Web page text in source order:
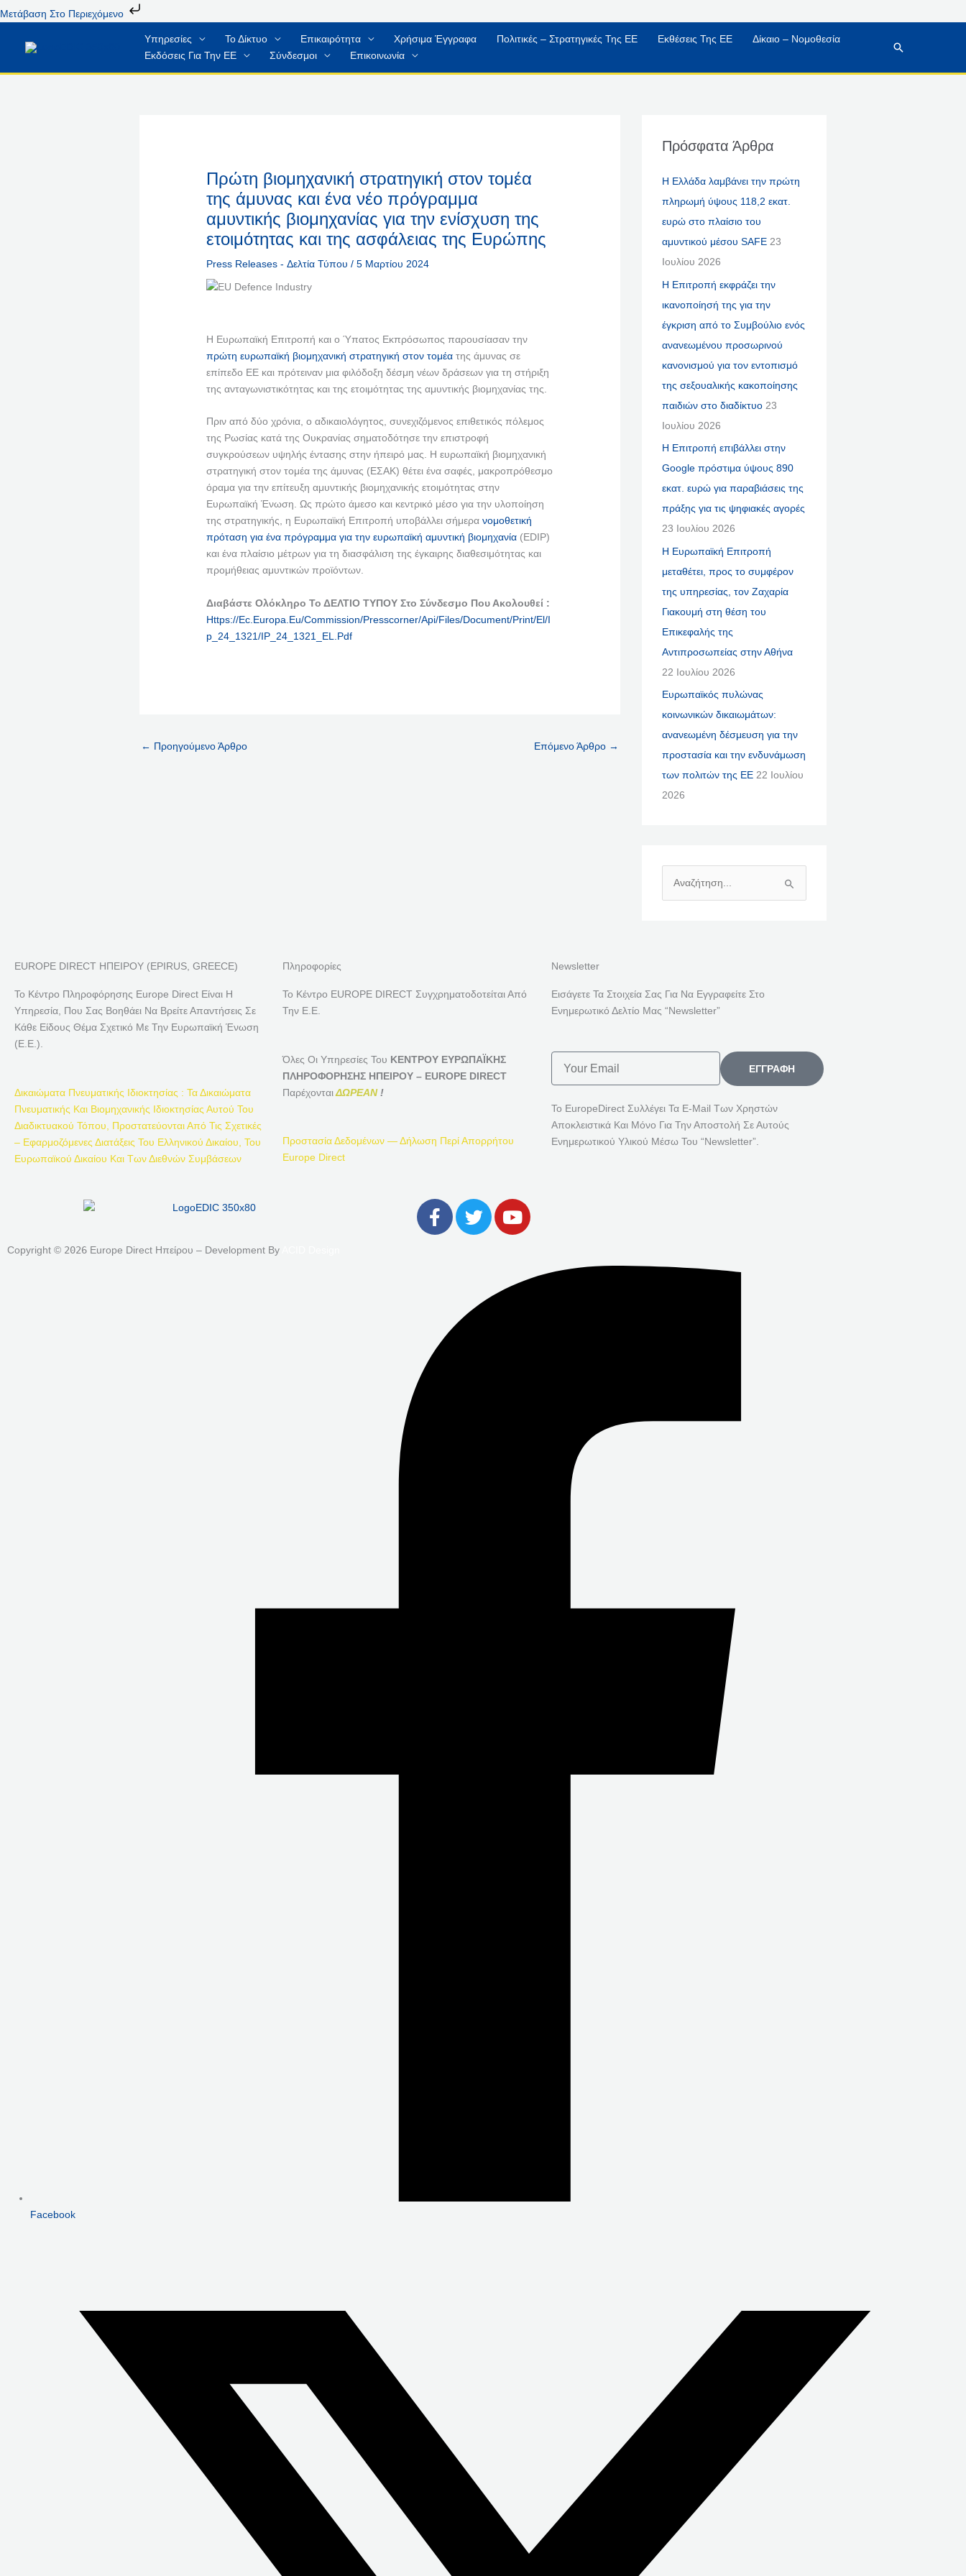
Μετάβαση Στο Περιεχόμενο
Στο
Περιεχόμενο
Υπηρεσίες Το Δίκτυο Επικαιρότητα Χρήσιμα Έγγραφα Πολιτικές – Στρατηγικές Της ΕΕ Εκθέσεις Της ΕΕ
Δίκαιο – Νομοθεσία
Εκδόσεις Για Την ΕΕ
Σύνδεσμοι Επικοινωνία
Αναζήτηση
Πρώτη βιομηχανική στρατηγική στον τομέα
της άμυνας και ένα νέο πρόγραμμα
αμυντικής βιομηχανίας για την ενίσχυση της
ετοιμότητας και της ασφάλειας της Ευρώπης
Press Releases - Δελτία Τύπου / 5 Μαρτίου 2024
Η Ευρωπαϊκή Επιτροπή και ο Ύπατος Εκπρόσωπος παρουσίασαν την
πρώτη ευρωπαϊκή βιομηχανική στρατηγική στον τομέατης άμυνας σε
επίπεδο ΕΕ και πρότειναν μια φιλόδοξη δέσμη νέων δράσεων για τη στήριξη
της ανταγωνιστικότητας και της ετοιμότητας της αμυντικής βιομηχανίας της.
Πριν από δύο χρόνια, ο αδικαιολόγητος, συνεχιζόμενος επιθετικός πόλεμος
της Ρωσίας κατά της Ουκρανίας σηματοδότησε την επιστροφή
συγκρούσεων υψηλής έντασης στην ήπειρό μας. Η ευρωπαϊκή βιομηχανική
στρατηγική στον τομέα της άμυνας (ΕΣΑΚ) θέτει ένα σαφές, μακροπρόθεσμο
όραμα για την επίτευξη αμυντικής βιομηχανικής ετοιμότητας στην
Ευρωπαϊκή Ένωση. Ως πρώτο άμεσο και κεντρικό μέσο για την υλοποίηση
της στρατηγικής, η Ευρωπαϊκή Επιτροπή υποβάλλει σήμερα νομοθετική
πρόταση για ένα πρόγραμμα για την ευρωπαϊκή αμυντική βιομηχανία(EDIP)
και ένα πλαίσιο μέτρων για τη διασφάλιση της έγκαιρης διαθεσιμότητας και
προμήθειας αμυντικών προϊόντων.
Διαβάστε Ολόκληρο Το ΔΕΛΤΙΟ ΤΥΠΟΥ Στο Σύνδεσμο Που Ακολουθεί :
Https://Ec. Europa Eu/Commission/Presscorner/Api/Files/Document/Print/El/I
P_24_1321/IP_24_1321_ EL Pdf
← Προηγούμενο Άρθρο Επόμενο Άρθρο →
Πρόσφατα Άρθρα
Η Ελλάδα λαμβάνει την πρώτη
πληρωμή ύψους 118,2 εκατ.
ευρώ στο πλαίσιο του
αμυντικού μέσου SAFE 23
Ιουλίου 2026
Η Επιτροπή εκφράζει την
ικανοποίησή της για την
έγκριση από το Συμβούλιο ενός
ανανεωμένου προσωρινού
κανονισμού για τον εντοπισμό
της σεξουαλικής κακοποίησης
παιδιών στο διαδίκτυο 23
Ιουλίου 2026
Η Επιτροπή επιβάλλει στην
Google πρόστιμα ύψους 890
εκατ. ευρώ για παραβιάσεις της
πράξης για τις ψηφιακές αγορές
23 Ιουλίου 2026
Η Ευρωπαϊκή Επιτροπή
μεταθέτει, προς το συμφέρον
της υπηρεσίας, τον Ζαχαρία
Γιακουμή στη θέση του
Επικεφαλής της
Αντιπροσωπείας στην Αθήνα
22 Ιουλίου 2026
Ευρωπαϊκός πυλώνας
κοινωνικών δικαιωμάτων:
ανανεωμένη δέσμευση για την
προστασία και την ενδυνάμωση
των πολιτών της ΕΕ 22 Ιουλίου
2026
Η
Ι
Α
EUROPE DIRECT ΗΠΕΙΡΟΥ (EPIRUS, GREECE)
Το Κέντρο Πληροφόρησης Europe Direct Είναι Η
Υπηρεσία, Που Σας Βοηθάει Να Βρείτε Απαντήσεις Σε
Κάθε Είδους Θέμα Σχετικό Με Την Ευρωπαϊκή Ένωση
(Ε.Ε.).
Δικαιώματα Πνευματικής Ιδιοκτησίας : Τα Δικαιώματα
Πνευματικής Και Βιομηχανικής Ιδιοκτησίας Αυτού Του
Διαδικτυακού Τόπου, Προστατεύονται Από Τις Σχετικές
– Εφαρμοζόμενες Διατάξεις Του Ελληνικού Δικαίου, Του
Ευρωπαϊκού Δικαίου Και Των Διεθνών Συμβάσεων
Πληροφορίες
Το Κέντρο EUROPE DIRECT Συγχρηματοδοτείται Από
Την Ε.Ε.
Όλες Οι Υπηρεσίες Του ΚΕΝΤΡΟΥ ΕΥΡΩΠΑΪΚΗΣ
ΠΛΗΡΟΦΟΡΗΣΗΣ ΗΠΕΙΡΟΥ – EUROPE DIRECT
Παρέχονται ΔΩΡΕΑΝ!
Προστασία Δεδομένων — Δήλωση Περί Απορρήτου
Europe Direct
Newsletter
Εισάγετε Τα Στοιχεία Σας Για Να Εγγραφείτε Στο
Ενημερωτικό Δελτίο Μας “Newsletter”
ΕΓΓΡΑΦΉ
Το EuropeDirect Συλλέγει Τα E-Mail Των Χρηστών
Αποκλειστικά Και Μόνο Για Την Αποστολή Σε Αυτούς
Ενημερωτικού Υλικού Μέσω Του “Newsletter”.
F
A
-
T
W
E
R
Y
O
U
Copyright © 2026 Europe Direct Ηπείρου – Development By
Facebook